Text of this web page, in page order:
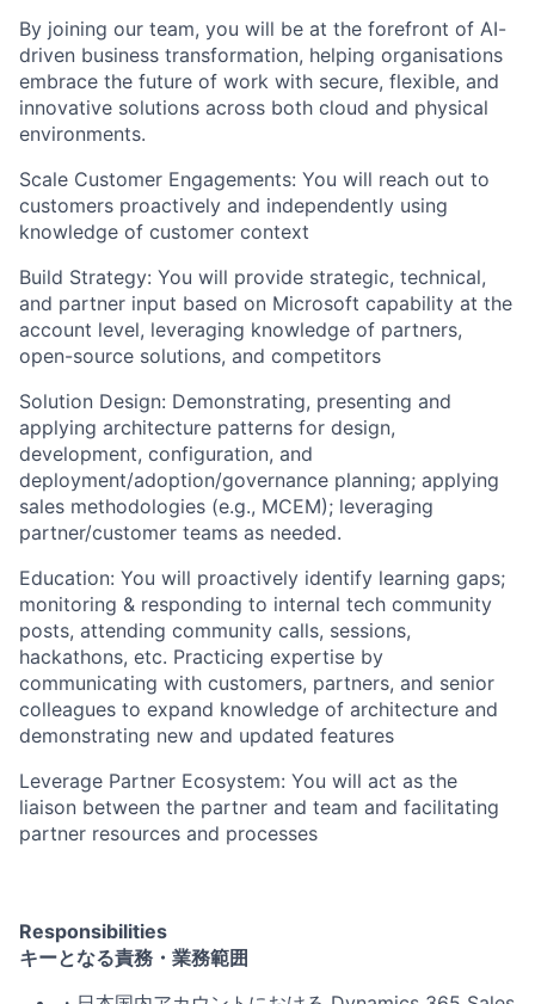
By joining our team, you will be at the forefront of AI-
driven business transformation, helping organisations
embrace the future of work with secure, flexible, and
innovative solutions across both cloud and physical
environments.
Scale Customer Engagements: You will reach out to
customers proactively and independently using
knowledge of customer context
Build Strategy: You will provide strategic, technical,
and partner input based on Microsoft capability at the
account level, leveraging knowledge of partners,
open-source solutions, and competitors
Solution Design: Demonstrating, presenting and
applying architecture patterns for design,
development, configuration, and
deployment/adoption/governance planning; applying
sales methodologies (e.g., MCEM); leveraging
partner/customer teams as needed.
Education: You will proactively identify learning gaps;
monitoring & responding to internal tech community
posts, attending community calls, sessions,
hackathons, etc. Practicing expertise by
communicating with customers, partners, and senior
colleagues to expand knowledge of architecture and
demonstrating new and updated features
Leverage Partner Ecosystem: You will act as the
liaison between the partner and team and facilitating
partner resources and processes
Responsibilities
キーとなる責務・業務範囲